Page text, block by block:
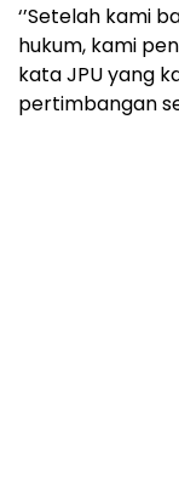
‘’Setelah kami
hukum, kami
kata JPU yang
pertimbangan